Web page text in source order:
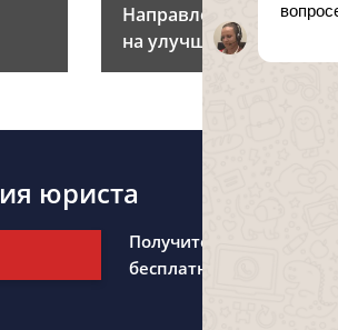
Направление
на улучшение
юриста
Получите консультацию
бесплатно